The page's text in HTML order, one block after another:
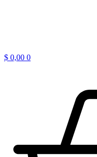
$ 0,00 0